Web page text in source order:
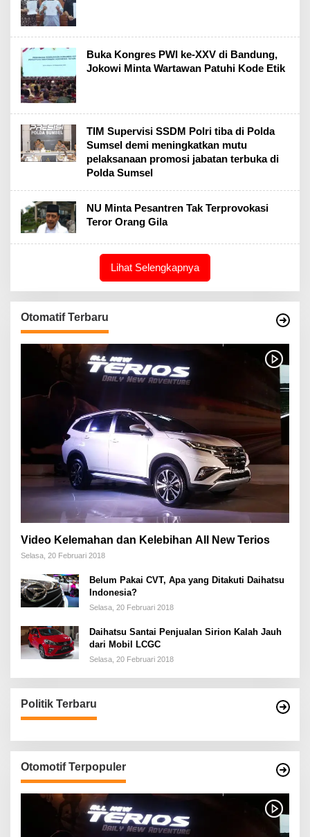
Buka Kongres PWI ke-XXV di Bandung,
Jokowi Minta Wartawan Patuhi Kode Etik
TIM Supervisi SSDM Polri tiba di Polda
Sumsel demi meningkatkan mutu
pelaksanaan promosi jabatan terbuka di
Polda Sumsel
NU Minta Pesantren Tak Terprovokasi
Teror Orang Gila
Lihat Selengkapnya
Otomatif Terbaru
Video Kelemahan dan Kelebihan All New Terios
Selasa, 20 Februari 2018
Belum Pakai CVT, Apa yang Ditakuti Daihatsu
Indonesia?
Selasa, 20 Februari 2018
Daihatsu Santai Penjualan Sirion Kalah Jauh
dari Mobil LCGC
Selasa, 20 Februari 2018
Politik Terbaru
Otomotif Terpopuler